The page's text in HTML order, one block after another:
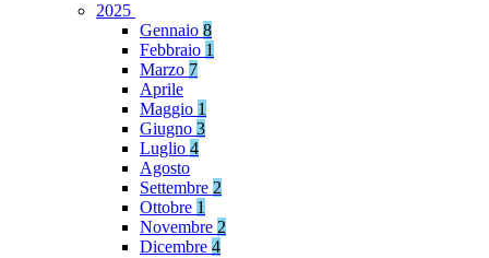
2025
Gennaio 8
Febbraio 1
Marzo 7
Aprile
Maggio 1
Giugno 3
Luglio 4
Agosto
Settembre 2
Ottobre 1
Novembre 2
Dicembre 4